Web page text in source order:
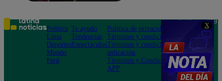
X
Lima y
otras 16
regiones
Política
Lima
Deportes
Mundo
Perú
Te ayudo
Tendencias
Espectáculos
Política de privacidad
Términos y condiciones
Términos y condiciones
aplicación
Términos y Condiciones
APP
Teléfono: 219
Av. San
Felipe 968
Jesús María